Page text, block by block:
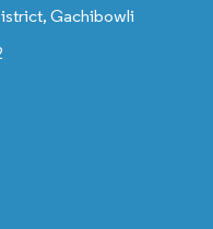
Gachibowli